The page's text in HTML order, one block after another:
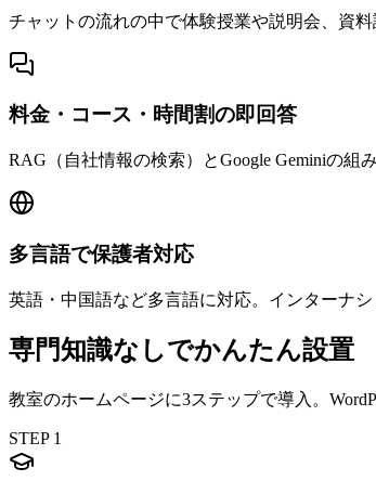
チャットの流れの中で体験授業や説明会、資
料金・コース・時間割の即回答
RAG（自社情報の検索）とGoogle Geminiの
多言語で保護者対応
英語・中国語など多言語に対応。インターナ
専門知識なしでかんたん設置
教室のホームページに3ステップで導入。
STEP 1